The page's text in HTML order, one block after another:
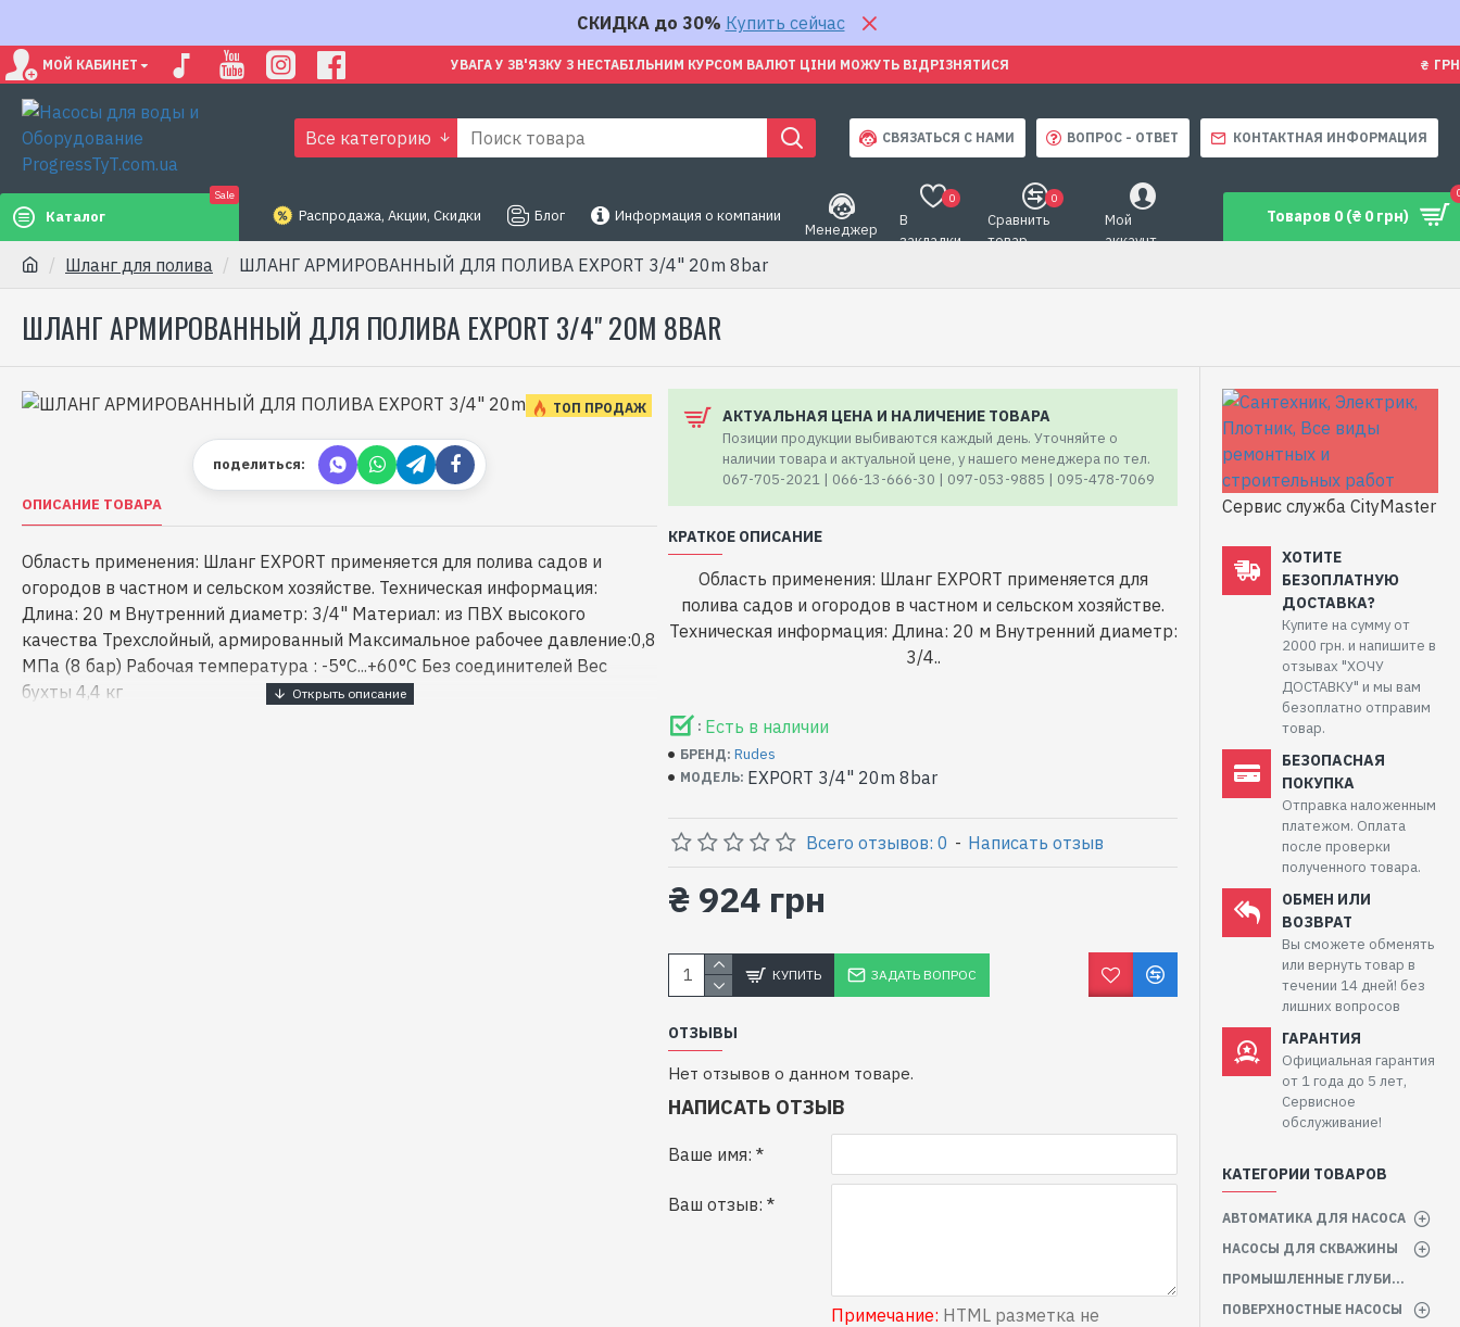
СКИДКА до 30% Купить сейчас
МОЙ КАБИНЕТ УВАГА У ЗВ'ЯЗКУ З НЕСТАБІЛЬНИМ КУРСОМ ВАЛЮТ ЦІНИ МОЖУТЬ ВІДРІЗНЯТИСЯ ₴ ГРН
Все категорию СВЯЗАТЬСЯ С НАМИ ВОПРОС - ОТВЕТ КОНТАКТНАЯ ИНФОРМАЦИЯ
Каталог
Sale
Распродажа, Акции, Скидки Блог Информация о компании
Менеджер
В
закладки
0
Сравнить
товар
0
Мой
аккаунт
Товаров 0 (₴ 0 грн)
Шланг для полива ШЛАНГ АРМИРОВАННЫЙ ДЛЯ ПОЛИВА EXPORT 3/4" 20m 8bar
ШЛАНГ АРМИРОВАННЫЙ ДЛЯ ПОЛИВА EXPORT 3/4" 20M 8BAR
ТОП ПРОДАЖ
поделиться:
ОПИСАНИЕ ТОВАРА
Область применения: Шланг EXPORT применяется для полива садов и
огородов в частном и сельском хозяйстве. Техническая информация:
Длина: 20 м Внутренний диаметр: 3/4" Материал: из ПВХ высокого
качества Трехслойный, армированный Максимальное рабочее давление:0,8
МПа (8 бар) Рабочая температура : -5°С...+60°С Без соединителей Вес
бухты 4,4 кг
АКТУАЛЬНАЯ ЦЕНА И НАЛИЧЕНИЕ ТОВАРА
Позиции продукции выбиваются каждый день. Уточняйте о
наличии товара и актуальной цене, у нашего менеджера по тел.
067-705-2021 | 066-13-666-30 | 097-053-9885 | 095-478-7069
КРАТКОЕ ОПИСАНИЕ
Область применения: Шланг EXPORT применяется для
полива садов и огородов в частном и сельском хозяйстве.
Техническая информация: Длина: 20 м Внутренний диаметр:
3/4..
: Есть в наличии
БРЕНД: Rudes
МОДЕЛЬ: EXPORT 3/4" 20m 8bar
Всего отзывов: 0 - Написать отзыв
₴ 924 грн
КУПИТЬ ЗАДАТЬ ВОПРОС
ОТЗЫВЫ
Нет отзывов о данном товаре.
НАПИСАТЬ ОТЗЫВ
Ваше имя:
Ваш отзыв:
Примечание: HTML разметка не
Сервис служба CityMaster
ХОТИТЕ
БЕЗОПЛАТНУЮ
ДОСТАВКА?
Купите на сумму от
2000 грн. и напишите в
отзывах "ХОЧУ
ДОСТАВКУ" и мы вам
безоплатно отправим
товар.
БЕЗОПАСНАЯ
ПОКУПКА
Отправка наложенным
платежом. Оплата
после проверки
полученного товара.
ОБМЕН ИЛИ
ВОЗВРАТ
Вы сможете обменять
или вернуть товар в
течении 14 дней! без
лишних вопросов
ГАРАНТИЯ
Официальная гарантия
от 1 года до 5 лет,
Сервисное
обслуживание!
КАТЕГОРИИ ТОВАРОВ
АВТОМАТИКА ДЛЯ НАСОСА
НАСОСЫ ДЛЯ СКВАЖИНЫ
ПРОМЫШЛЕННЫЕ ГЛУБИННЫЕ НАСОСЫ
ПОВЕРХНОСТНЫЕ НАСОСЫ